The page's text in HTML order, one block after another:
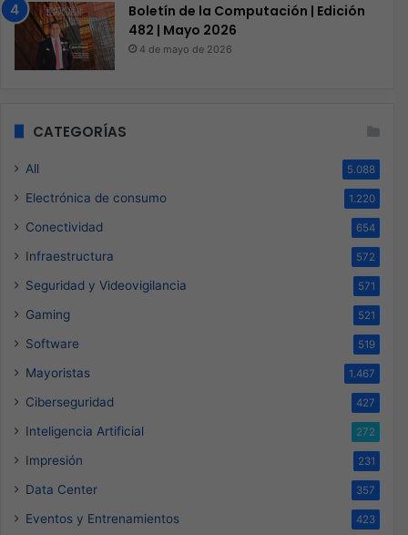
Boletín de la Computación | Edición
482 | Mayo 2026
4 de mayo de 2026
CATEGORÍAS
All 5.088
Electrónica de consumo 1.220
Conectividad 654
Infraestructura 572
Seguridad y Videovigilancia 571
Gaming 521
Software 519
Mayoristas 1.467
Ciberseguridad 427
Inteligencia Artificial 272
Impresión 231
Data Center 357
Eventos y Entrenamientos 423